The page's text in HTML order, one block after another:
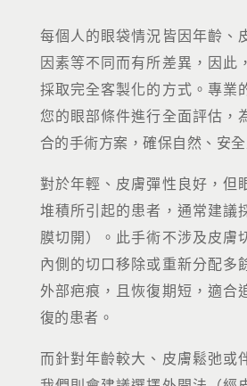
每個人的眼袋情況皆因年齡、
因素等不同而有所差異，因此
採取完全客製化的方式。專業
您的眼部條件進行全面評估，
合的手術方案，確保自然、安
對於年輕、皮膚彈性良好，但
堆積所引起的患者，通常建議
膜切開）。此手術不涉及皮膚
內側的切口移除或重新分配多
外部疤痕，且恢復期短，適合
復的患者。
而針對年齡較大、皮膚鬆弛或